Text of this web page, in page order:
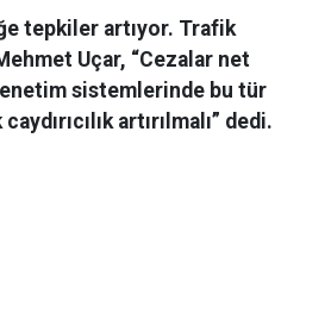
tepkiler artıyor. Trafik
Uçar, “Cezalar net
sistemlerinde bu tür
artırılmalı” dedi.